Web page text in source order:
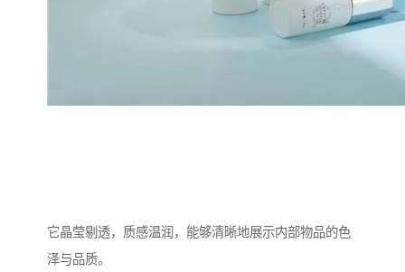
它晶莹剔透，质感温润，能够清晰地展示内部物品的色
泽与品质。